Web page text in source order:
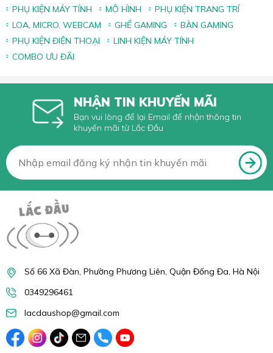
PHỤ KIỆN MÁY TÍNH
MÔ HÌNH
PHỤ KIỆN TRANG TRÍ
LOA, MICRO, WEBCAM
GHẾ GAMING
BÀN GAMING
PHỤ KIỆN ĐIỆN THOẠI
LINH KIỆN MÁY TÍNH
COMBO ƯU ĐÃI
NHẬN TIN KHUYẾN MÃI
Bạn vui lòng để lại Email để nhận thông tin
khuyến mãi từ Lắc Đầu
Số 66 Xã Đàn, Phường Phương Liên, Quận Đống Đa, Hà Nội
0349296461
lacdaushop@gmail.com